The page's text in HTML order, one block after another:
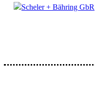
Scheler + Bähring GbR